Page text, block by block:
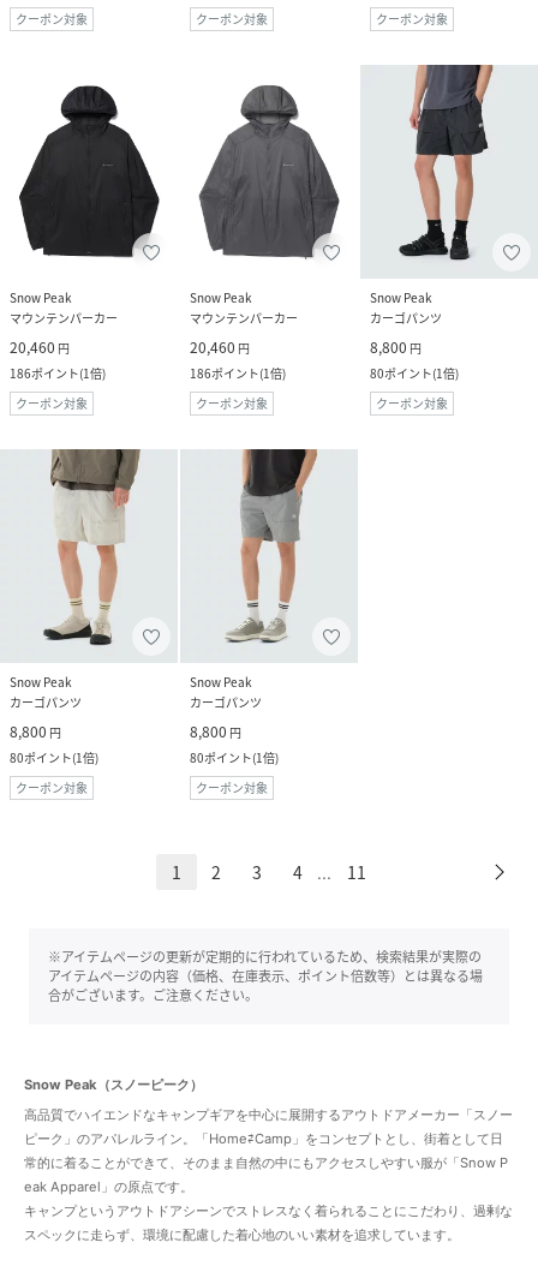
クーポン対象
クーポン対象
クーポン対象
Snow Peak
マウンテンパーカー
20,460 円
186ポイント(1倍)
クーポン対象
Snow Peak
マウンテンパーカー
20,460 円
186ポイント(1倍)
クーポン対象
Snow Peak
カーゴパンツ
8,800 円
80ポイント(1倍)
クーポン対象
Snow Peak
カーゴパンツ
8,800 円
80ポイント(1倍)
クーポン対象
Snow Peak
カーゴパンツ
8,800 円
80ポイント(1倍)
クーポン対象
1 2 3 4 ... 11
※アイテムページの更新が定期的に行われているため、検索結果が実際の
アイテムページの内容（価格、在庫表示、ポイント倍数等）とは異なる場
合がございます。ご注意ください。
Snow Peak（スノーピーク）
高品質でハイエンドなキャンプギアを中心に展開するアウトドアメーカー「スノー
ピーク」のアパレルライン。「Home⇄Camp」をコンセプトとし、街着として日
常的に着ることができて、そのまま自然の中にもアクセスしやすい服が「Snow P
eak Apparel」の原点です。
キャンプというアウトドアシーンでストレスなく着られることにこだわり、過剰な
スペックに走らず、環境に配慮した着心地のいい素材を追求しています。